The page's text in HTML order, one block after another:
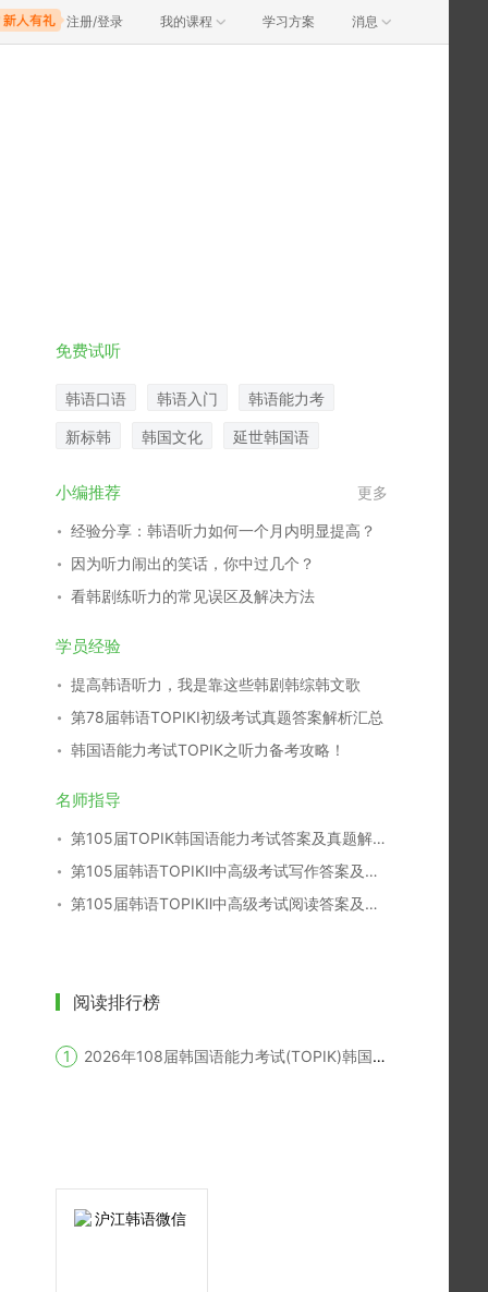
注册/登录 我的课程 学习方案 消息
免费试听
韩语口语 韩语入门 韩语能力考
新标韩 韩国文化 延世韩国语
小编推荐 更多
经验分享：韩语听力如何一个月内明显提高？
因为听力闹出的笑话，你中过几个？
看韩剧练听力的常见误区及解决方法
学员经验
提高韩语听力，我是靠这些韩剧韩综韩文歌
第78届韩语TOPIKⅠ初级考试真题答案解析汇总
韩国语能力考试TOPIK之听力备考攻略！
名师指导
第105届TOPIK韩国语能力考试答案及真题解析汇总
第105届韩语TOPIKⅡ中高级考试写作答案及真题解析
第105届韩语TOPIKⅡ中高级考试阅读答案及真题解析
阅读排行榜
2026年108届韩国语能力考试(TOPIK)韩国报名时间